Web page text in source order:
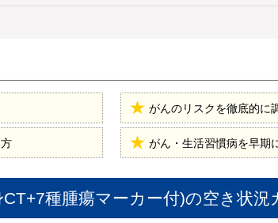
がんのリスクを徹底的に
がん・生活習慣病を早期
種腫瘍マーカー付)の空き状況